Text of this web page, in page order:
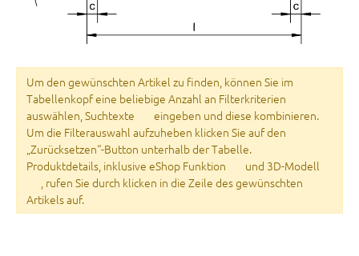
Um den gewünschten Artikel zu finden, können Sie im
Tabellenkopf eine beliebige Anzahl an Filterkriterien
auswählen, Suchtexte
eingeben und diese kombinieren.
Um die Filterauswahl aufzuheben klicken Sie auf den
„Zurücksetzen“-Button unterhalb der Tabelle.
Produktdetails, inklusive eShop Funktion
und 3D-Modell
, rufen Sie durch klicken in die Zeile des gewünschten
Artikels auf.